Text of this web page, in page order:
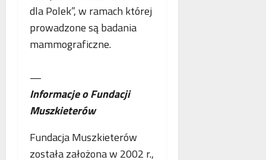
dla Polek”, w ramach której
prowadzone są badania
mammograficzne.
—
Informacje o Fundacji
Muszkieterów
Fundacja Muszkieterów
została założona w 2002 r.,